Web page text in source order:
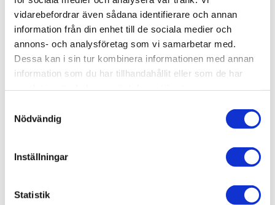
vidarebefordrar även sådana identifierare och annan
information från din enhet till de sociala medier och
annons- och analysföretag som vi samarbetar med.
Dessa kan i sin tur kombinera informationen med annan
information som du har tillhandahållit eller som de har
Nödvändig
Inställningar
Statistik
RELATERADE PRODUKTER
Lägg till i favoriter Lägg till